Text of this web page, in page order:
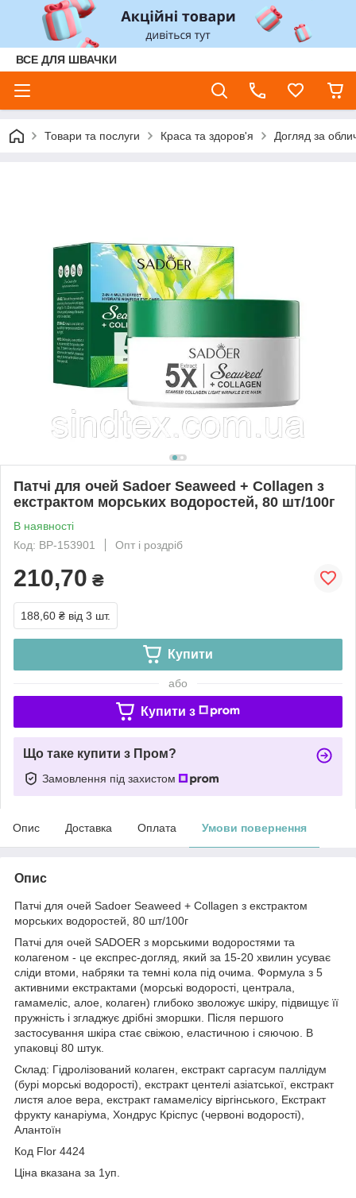
ВСЕ ДЛЯ ШВАЧКИ
Товари та послуги Краса та здоров'я Догляд за
Патчі для очей Sadoer Seaweed + Collagen з
екстрактом морських водоростей, 80 шт/100г
В наявності
Код: ВР-153901
Опт і роздріб
210,70 ₴
188,60 ₴ від 3 шт.
Купити
або
Купити з
Що таке купити з Пром?
Замовлення під захистом
Опис Доставка Оплата Умови повернення
Опис
Патчі для очей Sadoer Seaweed + Collagen з екстрактом
морських водоростей, 80 шт/100г
Патчі для очей SADOER з морськими водоростями та
колагеном - це експрес-догляд, який за 15-20 хвилин усуває
сліди втоми, набряки та темні кола під очима. Формула з 5
активними екстрактами (морські водорості, централа,
гамамеліс, алое, колаген) глибоко зволожує шкіру, підвищує її
пружність і згладжує дрібні зморшки. Після першого
застосування шкіра стає свіжою, еластичною і сяючою. В
упаковці 80 штук.
Склад: Гідролізований колаген, екстракт саргасум паллідум
(бурі морські водорості), екстракт центелі азіатської, екстракт
листя алое вера, екстракт гамамелісу віргінського, Екстракт
фрукту канаріума, Хондрус Кріспус (червоні водорості),
Алантоїн
Код Flor 4424
Ціна вказана за 1уп.